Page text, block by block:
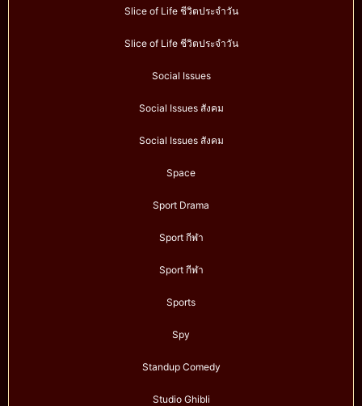
Slice of Life ชีวิตประจำวัน
Slice of Life ชีวิตประจำวัน
Social Issues
Social Issues สังคม
Social Issues สังคม
Space
Sport Drama
Sport กีฬา
Sport กีฬา
Sports
Spy
Standup Comedy
Studio Ghibli